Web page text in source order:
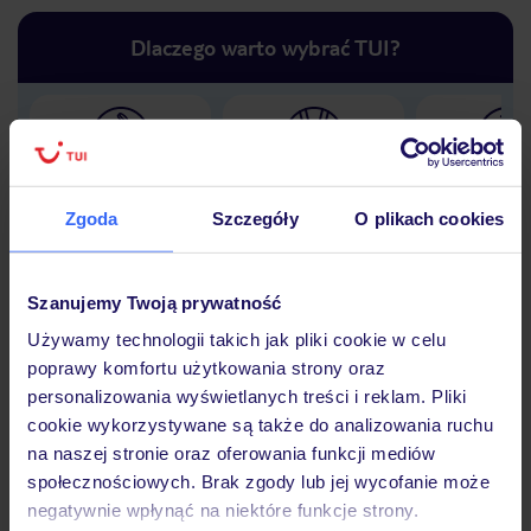
Zgoda Szczegóły O plikach cookies
Szanujemy Twoją prywatność
Używamy technologii takich jak pliki cookie w celu
poprawy komfortu użytkowania strony oraz
personalizowania wyświetlanych treści i reklam. Pliki
cookie wykorzystywane są także do analizowania ruchu
na naszej stronie oraz oferowania funkcji mediów
społecznościowych. Brak zgody lub jej wycofanie może
negatywnie wpłynąć na niektóre funkcje strony.
Dlaczego warto wybrać TUI?
podróży w Polsce
Hotel
Opinie